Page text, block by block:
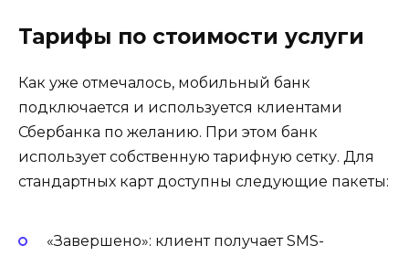
Тарифы по стоимости услуги
Как уже отмечалось, мобильный банк
подключается и используется клиентами
Сбербанка по желанию. При этом банк
использует собственную тарифную сетку. Для
стандартных карт доступны следующие пакеты:
«Завершено»: клиент получает SMS-